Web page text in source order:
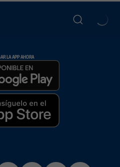
LA APP AHORA